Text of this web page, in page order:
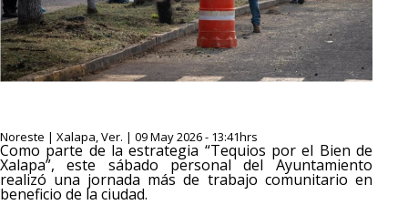
Noreste | Xalapa, Ver. | 09 May 2026 - 13:41hrs
Como parte de la estrategia “Tequios por el Bien de
Xalapa”, este sábado personal del Ayuntamiento
realizó una jornada más de trabajo comunitario en
beneficio de la ciudad.